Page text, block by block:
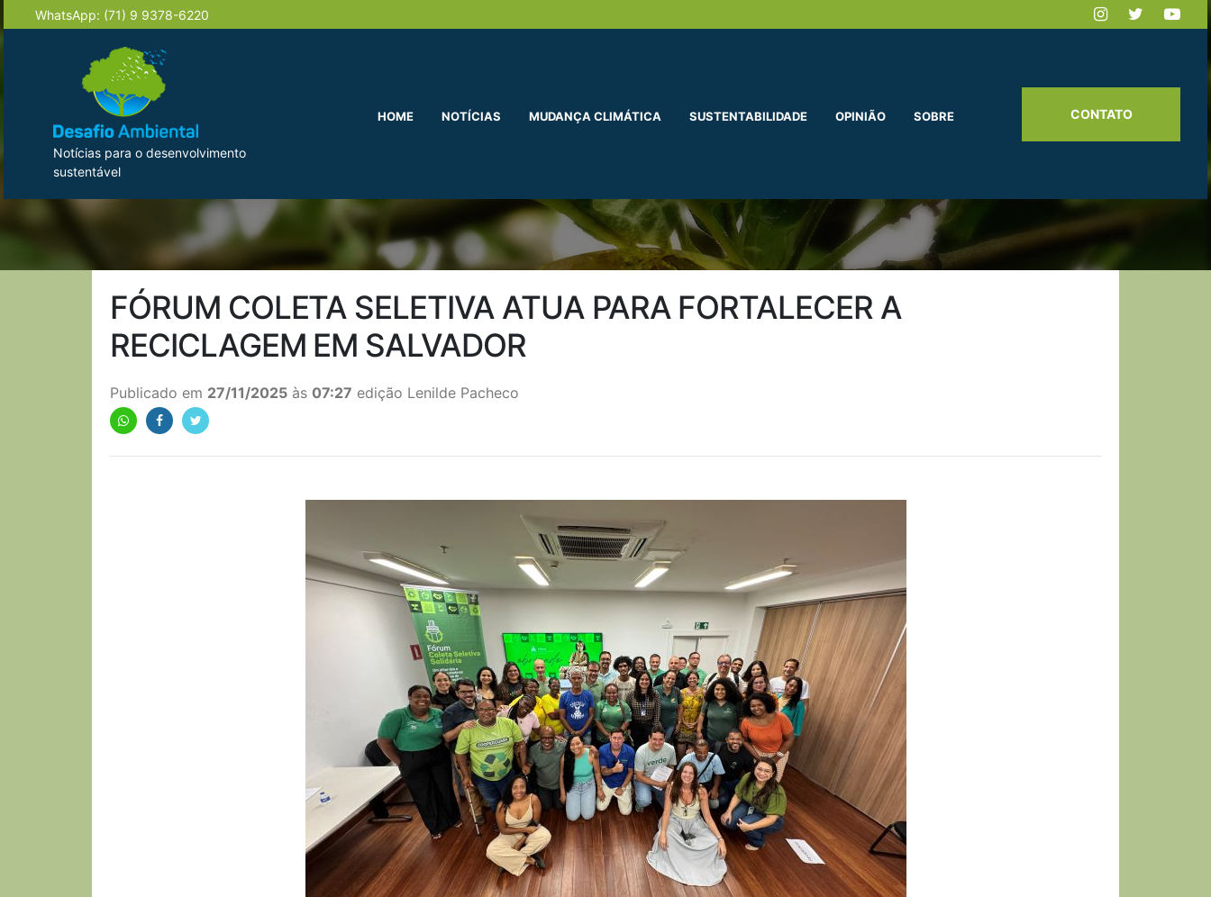
WhatsApp: (71) 9 9378-6220
Notícias para o desenvolvimento
sustentável
HOME NOTÍCIAS MUDANÇA CLIMÁTICA SUSTENTABILIDADE OPINIÃO SOBRE CONTATO
FÓRUM COLETA SELETIVA ATUA PARA FORTALECER A
RECICLAGEM EM SALVADOR
Publicado em 27/11/2025 às 07:27 edição Lenilde Pacheco